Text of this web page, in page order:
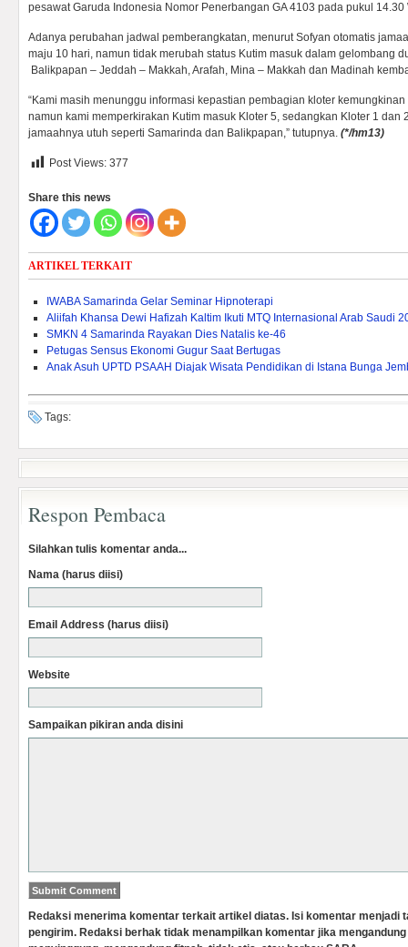
pesawat Garuda Indonesia Nomor Penerbangan GA 4103 pada pukul
Adanya perubahan jadwal pemberangkatan, menurut Sofyan otomatis
maju 10 hari, namun tidak merubah status Kutim masuk dalam gelombang
Balikpapan – Jeddah – Makkah, Arafah, Mina – Makkah dan Madinah
“Kami masih menunggu informasi kepastian pembagian kloter
namun kami memperkirakan Kutim masuk Kloter 5, sedangkan Kloter 1 dan
jamaahnya utuh seperti Samarinda dan Balikpapan,” tutupnya. (*/hm13)
Post Views: 377
Share this news
ARTIKEL TERKAIT
IWABA Samarinda Gelar Seminar Hipnoterapi
Aliifah Khansa Dewi Hafizah Kaltim Ikuti MTQ Internasional Arab Saudi
SMKN 4 Samarinda Rayakan Dies Natalis ke-46
Petugas Sensus Ekonomi Gugur Saat Bertugas
Anak Asuh UPTD PSAAH Diajak Wisata Pendidikan di Istana Bunga
Tags:
Respon Pembaca
Silahkan tulis komentar anda...
Nama (harus diisi)
Email Address (harus diisi)
Website
Sampaikan pikiran anda disini
Redaksi menerima komentar terkait artikel diatas. Isi komentar menjadi
pengirim. Redaksi berhak tidak menampilkan komentar jika